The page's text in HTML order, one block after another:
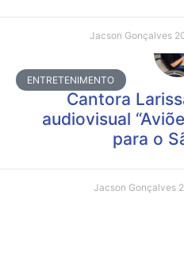
Jacson Gonçalves
ENTRETENIMENTO
Cantora
audiovisual
para o
Jacson Gonçalves